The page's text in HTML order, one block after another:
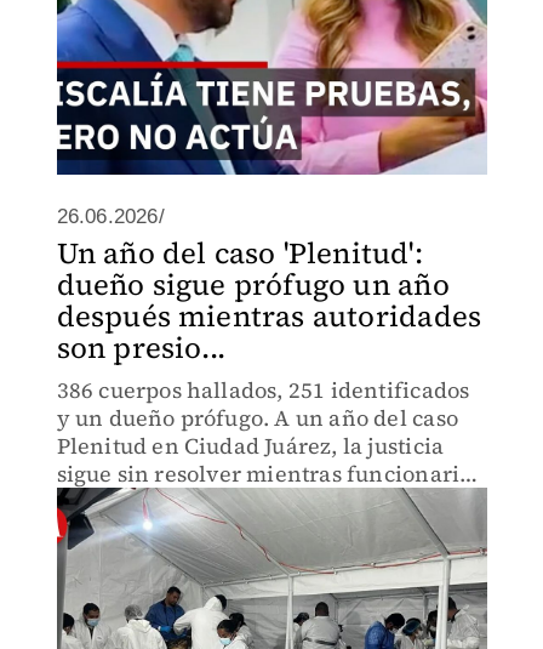
26.06.2026/
Un año del caso 'Plenitud':
dueño sigue prófugo un año
después mientras autoridades
son presio...
386 cuerpos hallados, 251 identificados
y un dueño prófugo. A un año del caso
Plenitud en Ciudad Juárez, la justicia
sigue sin resolver mientras funcionarios
permanecen en sus cargos. ¿Qué impide
el cierre de esta investigación